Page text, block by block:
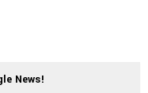
News!